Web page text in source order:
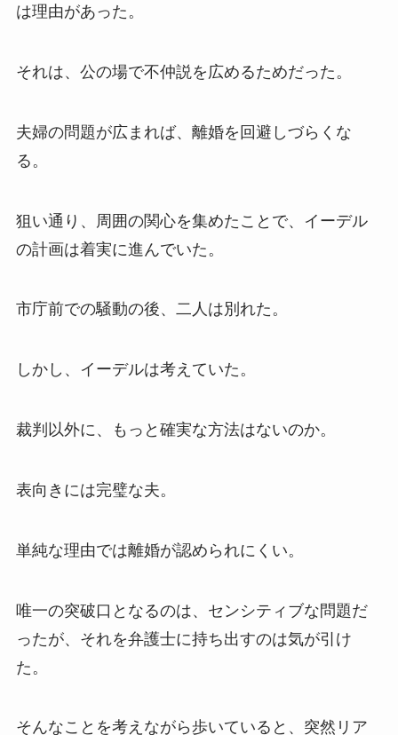
は理由があった。
それは、公の場で不仲説を広めるためだった。
夫婦の問題が広まれば、離婚を回避しづらくな
る。
狙い通り、周囲の関心を集めたことで、イーデル
の計画は着実に進んでいた。
市庁前での騒動の後、二人は別れた。
しかし、イーデルは考えていた。
裁判以外に、もっと確実な方法はないのか。
表向きには完璧な夫。
単純な理由では離婚が認められにくい。
唯一の突破口となるのは、センシティブな問題だ
ったが、それを弁護士に持ち出すのは気が引け
た。
そんなことを考えながら歩いていると、突然リア